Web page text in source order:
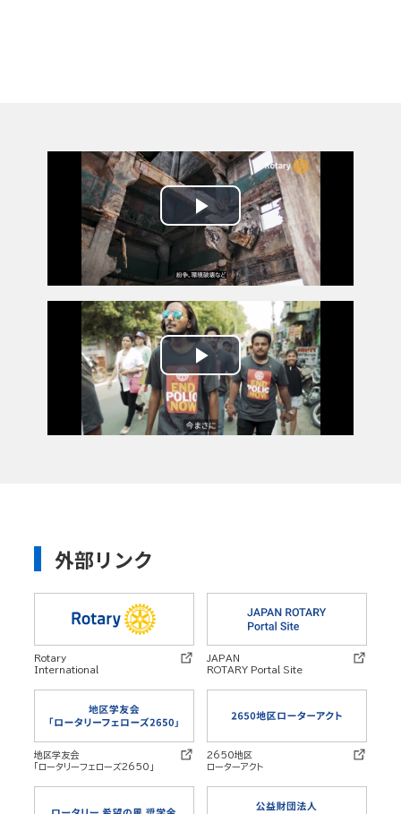
外部リンク
Rotary
International
JAPAN
ROTARY Portal Site
地区学友会
「ロータリーフェローズ2650」
2650地区
ローターアクト